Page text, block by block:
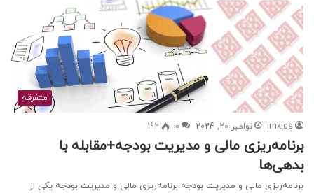
متفرقه
irnkids نوامبر 20, 2024 0
192
برنامه‌ریزی مالی و مدیریت بودجه+مقابله با
بدهی‌ها
برنامه‌ریزی مالی و مدیریت بودجه برنامه‌ریزی مالی و مدیریت بودجه یکی از